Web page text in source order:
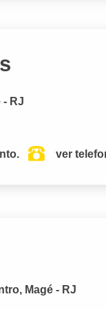
- RJ
ver
Magé - RJ